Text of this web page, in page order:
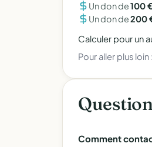
Un don de100
Un don de200
Calculer pour un
Pour aller plus loin :
Comment